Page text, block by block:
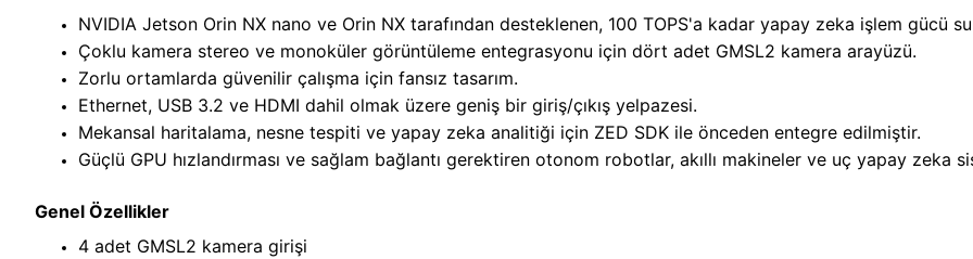
NVIDIA Jetson Orin NX nano ve Orin NX tarafından desteklenen, 100 TOPS'a kadar yapay zeka işlem gücü
Çoklu kamera stereo ve monoküler görüntüleme entegrasyonu için dört adet GMSL2 kamera arayüzü.
Zorlu ortamlarda güvenilir çalışma için fansız tasarım.
Ethernet, USB 3.2 ve HDMI dahil olmak üzere geniş bir giriş/çıkış yelpazesi.
Mekansal haritalama, nesne tespiti ve yapay zeka analitiği için ZED SDK ile önceden entegre edilmiştir.
Güçlü GPU hızlandırması ve sağlam bağlantı gerektiren otonom robotlar, akıllı makineler ve uç yapay zeka
Genel Özellikler
4 adet GMSL2 kamera girişi